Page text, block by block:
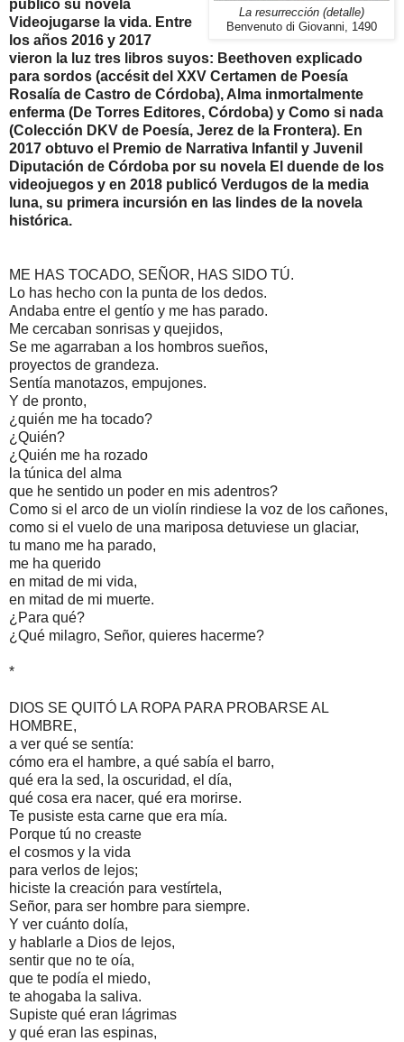
La resurrección (detalle)
Benvenuto di Giovanni, 1490
publicó su novela
Videojugarse la vida. Entre
los años 2016 y 2017
vieron la luz tres libros suyos: Beethoven explicado
para sordos (accésit del XXV Certamen de Poesía
Rosalía de Castro de Córdoba), Alma inmortalmente
enferma (De Torres Editores, Córdoba) y Como si nada
(Colección DKV de Poesía, Jerez de la Frontera). En
2017 obtuvo el Premio de Narrativa Infantil y Juvenil
Diputación de Córdoba por su novela El duende de los
videojuegos y en 2018 publicó Verdugos de la media
luna, su primera incursión en las lindes de la novela
histórica.
ME HAS TOCADO, SEÑOR, HAS SIDO TÚ.
Lo has hecho con la punta de los dedos.
Andaba entre el gentío y me has parado.
Me cercaban sonrisas y quejidos,
Se me agarraban a los hombros sueños,
proyectos de grandeza.
Sentía manotazos, empujones.
Y de pronto,
¿quién me ha tocado?
¿Quién?
¿Quién me ha rozado
la túnica del alma
que he sentido un poder en mis adentros?
Como si el arco de un violín rindiese la voz de los cañones,
como si el vuelo de una mariposa detuviese un glaciar,
tu mano me ha parado,
me ha querido
en mitad de mi vida,
en mitad de mi muerte.
¿Para qué?
¿Qué milagro, Señor, quieres hacerme?
*
DIOS SE QUITÓ LA ROPA PARA PROBARSE AL
HOMBRE,
a ver qué se sentía:
cómo era el hambre, a qué sabía el barro,
qué era la sed, la oscuridad, el día,
qué cosa era nacer, qué era morirse.
Te pusiste esta carne que era mía.
Porque tú no creaste
el cosmos y la vida
para verlos de lejos;
hiciste la creación para vestírtela,
Señor, para ser hombre para siempre.
Y ver cuánto dolía,
y hablarle a Dios de lejos,
sentir que no te oía,
que te podía el miedo,
te ahogaba la saliva.
Supiste qué eran lágrimas
y qué eran las espinas,